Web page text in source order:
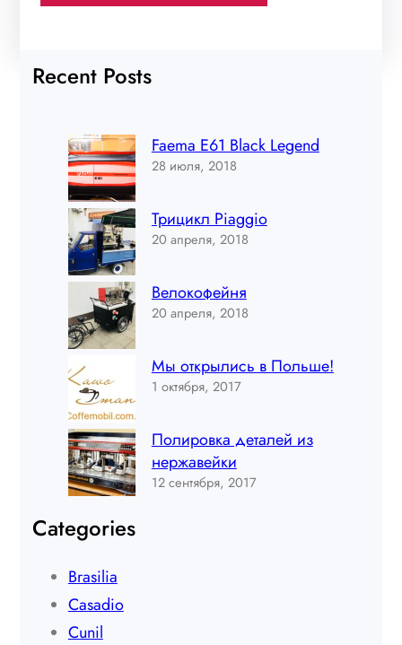
Recent Posts
Faema E61 Black Legend
28 июля, 2018
Трицикл Piaggio
20 апреля, 2018
Велокофейня
20 апреля, 2018
Мы открылись в Польше!
1 октября, 2017
Полировка деталей из
нержавейки
12 сентября, 2017
Categories
Brasilia
Casadio
Cunil